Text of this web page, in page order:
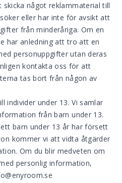
något reklammaterial till
eller har inte för avsikt att
från minderåriga. Om en
har anledning att tro att en
personuppgifter utan deras
kontakta oss för att
tas bort från någon av
individer under 13. Vi samlar
från barn under 13.
barn under 13 år har försett
kommer vi att vidta åtgärder
Om du blir medveten om
personlig information,